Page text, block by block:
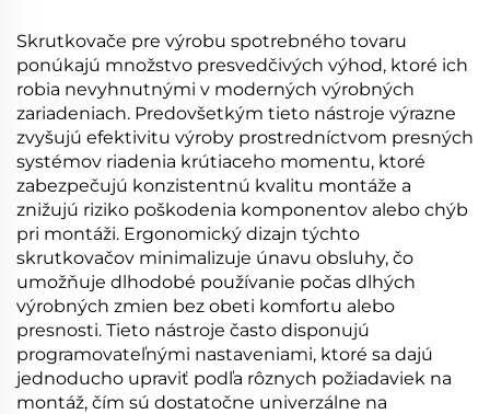
Skrutkovače pre výrobu spotrebného tovaru
ponúkajú množstvo presvedčivých výhod, ktoré ich
robia nevyhnutnými v moderných výrobných
zariadeniach. Predovšetkým tieto nástroje výrazne
zvyšujú efektivitu výroby prostredníctvom presných
systémov riadenia krútiaceho momentu, ktoré
zabezpečujú konzistentnú kvalitu montáže a
znižujú riziko poškodenia komponentov alebo chýb
pri montáži. Ergonomický dizajn týchto
skrutkovačov minimalizuje únavu obsluhy, čo
umožňuje dlhodobé používanie počas dlhých
výrobných zmien bez obeti komfortu alebo
presnosti. Tieto nástroje často disponujú
programovateľnými nastaveniami, ktoré sa dajú
jednoducho upraviť podľa rôznych požiadaviek na
montáž, čím sú dostatočne univerzálne na